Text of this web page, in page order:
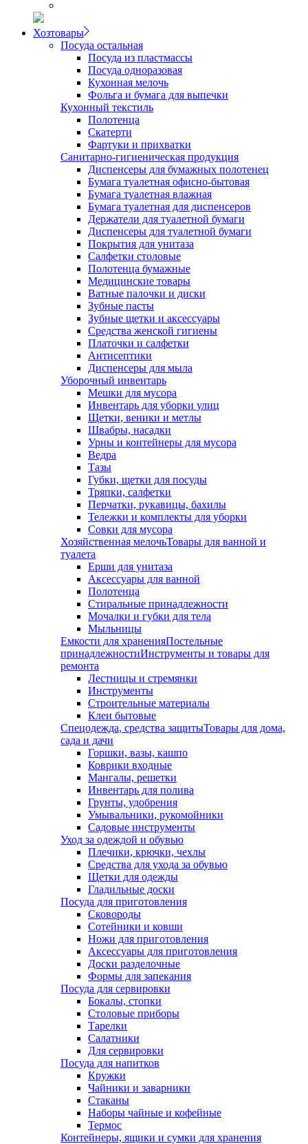
Хозтовары
Посуда остальная
Посуда из пластмассы
Посуда одноразовая
Кухонная мелочь
Фольга и бумага для выпечки
Кухонный текстиль
Полотенца
Скатерти
Фартуки и прихватки
Санитарно-гигиеническая продукция
Диспенсеры для бумажных полотенец
Бумага туалетная офисно-бытовая
Бумага туалетная влажная
Бумага туалетная для диспенсеров
Держатели для туалетной бумаги
Диспенсеры для туалетной бумаги
Покрытия для унитаза
Салфетки столовые
Полотенца бумажные
Медицинские товары
Ватные палочки и диски
Зубные пасты
Зубные щетки и аксессуары
Средства женской гигиены
Платочки и салфетки
Антисептики
Диспенсеры для мыла
Уборочный инвентарь
Мешки для мусора
Инвентарь для уборки улиц
Щетки, веники и метлы
Швабры, насадки
Урны и контейнеры для мусора
Ведра
Тазы
Губки, щетки для посуды
Тряпки, салфетки
Перчатки, рукавицы, бахилы
Тележки и комплекты для уборки
Совки для мусора
Хозяйственная мелочьТовары для ванной и
туалета
Ерши для унитаза
Аксессуары для ванной
Полотенца
Стиральные принадлежности
Мочалки и губки для тела
Мыльницы
Емкости для храненияПостельные
принадлежностиИнструменты и товары для
ремонта
Лестницы и стремянки
Инструменты
Строительные материалы
Клеи бытовые
Спецодежда, средства защитыТовары для дома,
сада и дачи
Горшки, вазы, кашпо
Коврики входные
Мангалы, решетки
Инвентарь для полива
Грунты, удобрения
Умывальники, рукомойники
Садовые инструменты
Уход за одеждой и обувью
Плечики, крючки, чехлы
Средства для ухода за обувью
Щетки для одежды
Гладильные доски
Посуда для приготовления
Сковороды
Сотейники и ковши
Ножи для приготовления
Аксессуары для приготовления
Доски разделочные
Формы для запекания
Посуда для сервировки
Бокалы, стопки
Столовые приборы
Тарелки
Салатники
Для сервировки
Посуда для напитков
Кружки
Чайники и заварники
Стаканы
Наборы чайные и кофейные
Термос
Контейнеры, ящики и сумки для хранения